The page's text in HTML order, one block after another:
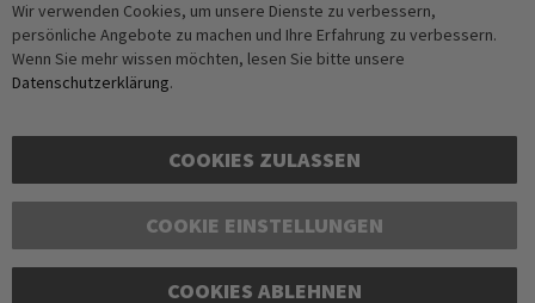
Abonnieren
Anti-Roboter-Verifizierung
Copyright © 2016-2026 dagmarfischer mode. All Rights Reserved. Alle Preise in Euro
Wir verwenden Cookies, um unsere Dienste zu verbessern,
persönliche Angebote zu machen und Ihre Erfahrung zu verbessern.
Wenn Sie mehr wissen möchten, lesen Sie bitte unsere
Datenschutzerklärung.
COOKIES ZULASSEN
COOKIE EINSTELLUNGEN
COOKIES ABLEHNEN